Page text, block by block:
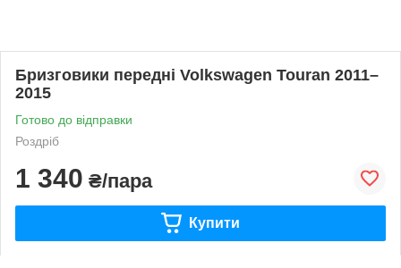
Бризговики передні Volkswagen Touran 2011–
2015
Готово до відправки
Роздріб
1 340 ₴/пара
Купити